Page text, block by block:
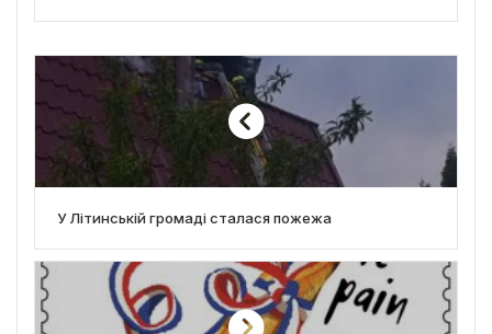
У Літинській громаді сталася пожежа